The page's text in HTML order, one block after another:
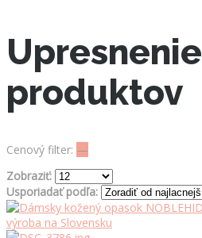
Upresnenie
produktov
Cenový filter: —
Zobraziť:
Usporiadať podľa: